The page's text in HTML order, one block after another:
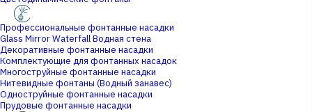
Профессиональные фонтанные насадки
Glass Mirror Waterfall Водная стена
Декоративные фонтанные насадки
Комплектующие для фонтанных насадок
Многоструйные фонтанные насадки
Нитевидные фонтаны (Водный занавес)
Одноструйные фонтанные насадки
Прудовые фонтанные насадки